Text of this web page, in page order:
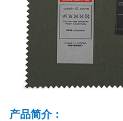
产品简介：